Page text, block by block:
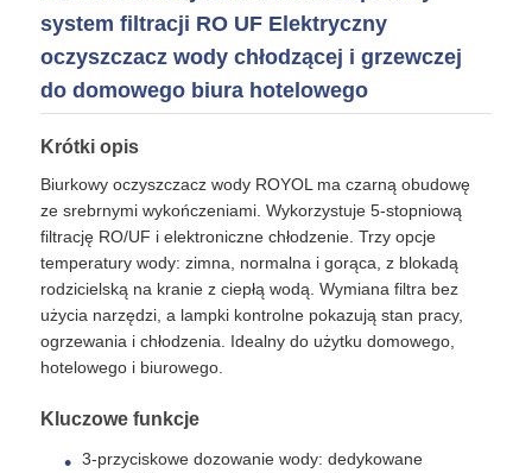
Systemy RO
Zmiękczacz wody
Obudowa filtra wody
Kartusz filtra wody
Membrana RO do zastosowań mieszkaniowych
system filtracji RO UF Elektryczny
oczyszczacz wody chłodzącej i grzewczej
do domowego biura hotelowego
Krótki opis
Biurkowy oczyszczacz wody ROYOL ma czarną obudowę
ze srebrnymi wykończeniami. Wykorzystuje 5-stopniową
filtrację RO/UF i elektroniczne chłodzenie. Trzy opcje
temperatury wody: zimna, normalna i gorąca, z blokadą
rodzicielską na kranie z ciepłą wodą. Wymiana filtra bez
użycia narzędzi, a lampki kontrolne pokazują stan pracy,
ogrzewania i chłodzenia. Idealny do użytku domowego,
hotelowego i biurowego.
Kluczowe funkcje
3-przyciskowe dozowanie wody: dedykowane